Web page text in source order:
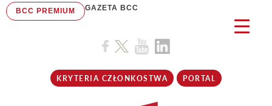
BCC PREMIUM GAZETA BCC
KRYTERIA CZŁONKOSTWA PORTAL